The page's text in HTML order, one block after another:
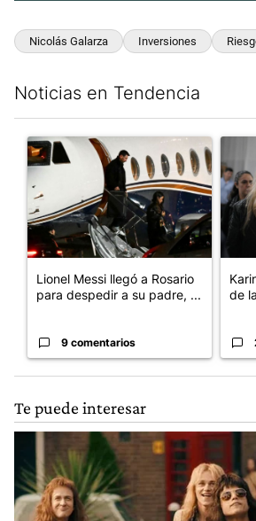
Nicolás Galarza Inversiones
Noticias en Tendencia
Un artículo de tendencia con el título
Lionel Messi llegó a Rosario
para despedir a su padre, ...
9 comentarios
Un
de